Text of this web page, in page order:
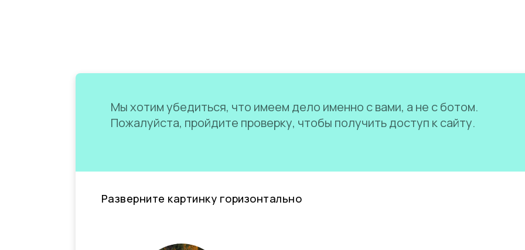
Мы хотим убедиться, что имеем дело именно с вами, а не с ботом.
Пожалуйста, пройдите проверку, чтобы получить доступ к сайту.
Разверните картинку горизонтально